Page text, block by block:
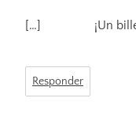
[…] ¡Un billete a
Responder